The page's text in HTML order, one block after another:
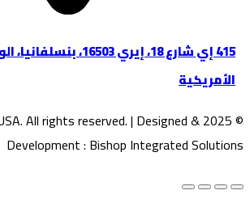
415 إي شارع 18، إيري
الأمريكية
USA. All rights reserved. | Designed &
Development : Bishop Integrated Solutions